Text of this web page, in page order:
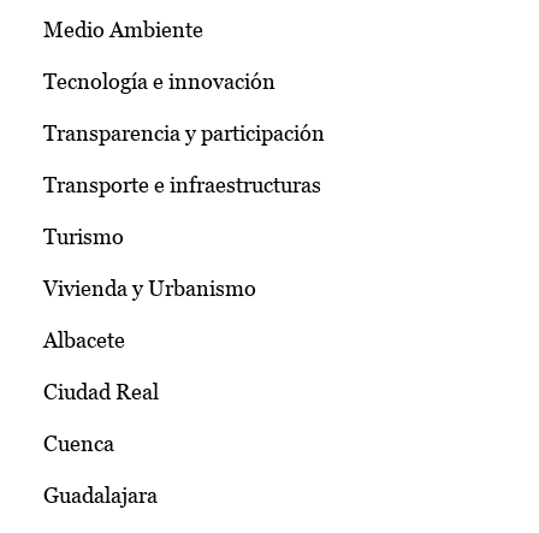
Medio Ambiente
Tecnología e innovación
Transparencia y participación
Transporte e infraestructuras
Turismo
Vivienda y Urbanismo
Albacete
Ciudad Real
Cuenca
Guadalajara